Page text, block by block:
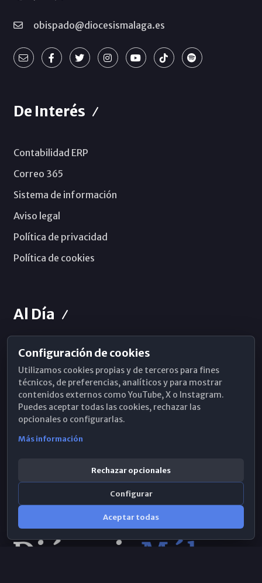
obispado@diocesismalaga.es
De Interés
Contabilidad ERP
Correo 365
Sistema de información
Aviso legal
Política de privacidad
Política de cookies
Al Día
Horarios de Misa
Hemeroteca
WhatsApp
Configuración de cookies
Utilizamos cookies propias y de terceros para fines
técnicos, de preferencias, analíticos y para mostrar
contenidos externos como YouTube, X o Instagram.
Puedes aceptar todas las cookies, rechazar las
opcionales o configurarlas.
Más información
Rechazar opcionales
Configurar
Aceptar todas